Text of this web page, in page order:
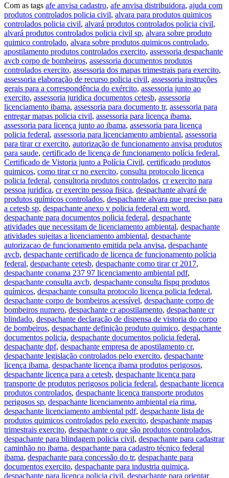
Com as tags afe anvisa cadastro, afe anvisa distribuidora, ajuda com
produtos controlados policia civil, alvara para produtos quimicos
controlados policia civil, alvará produtos controlados policia civil,
alvará produtos controlados policia civil sp, alvara sobre produto
quimico controlado, alvara sobre produtos quimicos controlado,
apostilamento produtos controlados exercito, assessoria despachante
avcb corpo de bombeiros, assessoria documentos produtos
controlados exercito, assessoria dos mapas trimestrais para exercito,
assessoria elaboração de recurso policia civil, assessoria instruções
gerais para a correspondência do exército, assessoria junto ao
exercito, assessoria juridica documentos cetesb, assessoria
licenciamento ibama, assessoria para documento tr, assessoria para
entregar mapas policia civil, assessoria para licença ibama,
assessoria para licença junto ao ibama, assessoria para licença
policia federal, assessoria para licenciamento ambiental, assessoria
para tirar cr exercito, autorização de funcionamento anvisa produtos
para saude, certificado de licença de funcionamento polícia federal,
Certificado de Vistoria junto a Polícia Civil, certificado produtos
quimicos, como tirar cr no exercito, consulta protocolo licença
policia federal, consultoria produtos controlados, cr exercito para
pessoa juridica, cr exercito pessoa fisica, despachante alvará de
produtos químicos controlados, despachante alvara que preciso para
a cetesb sp, despachante anexo v policia federal em word.
despachante para documentos policia federal, despachante
atividades que necessitam de licenciamento ambiental, despachante
atividades sujeitas a licenciamento ambiental, despachante
autorizacao de funcionamento emitida pela anvisa, despachante
avcb, despachante certificado de licença de funcionamento polícia
federal, despachante cetesb, despachante como tirar cr 2017,
despachante conama 237 97 licenciamento ambiental pdf,
despachante consulta avcb, despachante consulta fispq produtos
químicos, despachante consulta protocolo licença policia federal,
despachante corpo de bombeiros acessível, despachante corpo de
bombeiros numero, despachante cr apostilamento, despachante cr
blindado, despachante declaração de dispensa de vistoria do corpo
de bombeiros, despachante definição produto quimico, despachante
documentos policia, despachante documentos policia federal,
despachante dpf, despachante empresa de apostilamento cr,
despachante legislação controlados pelo exercito, despachante
licença ibama, despachante licença ibama produtos perigosos,
despachante licença para a cetesb, despachante licença para
transporte de produtos perigosos policia federal, despachante licença
produtos controlados, despachante licença transporte produtos
perigosos sp, despachante licenciamento ambiental eia rima,
despachante licenciamento ambiental pdf, despachante lista de
produtos quimicos controlados pelo exercito, despachante mapas
trimestrais exercito, despachante o que são produtos controlados,
despachante para blindagem policia civil, despachante para cadastrar
caminhão no ibama, despachante para cadastro técnico federal
ibama, despachante para concessão do tr, despachante para
documentos exercito, despachante para industria quimica,
despachante para licença policia civil, despachante para orientar